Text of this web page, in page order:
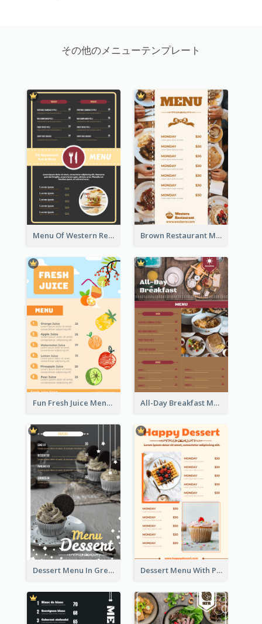
その他のメニューテンプレート
Menu Of Western Restaurant In Simple Layout Brown Restaurant Menu With Clear Information
Fun Fresh Juice Menu With Graphics Of Fruit All-Day Breakfast Menu In Brown And Red
Dessert Menu In Grey Colour Tone Dessert Menu With Photos Of Cakes